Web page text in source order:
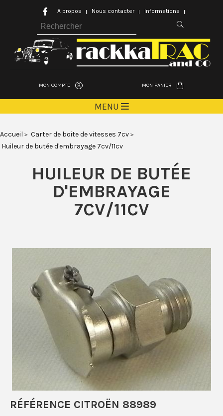
MON COMPTE MON PANIER
MENU
Accueil
Carter de boite de vitesses 7cv
Huileur de butée d'embrayage 7cv/11cv
HUILEUR DE BUTÉE
D'EMBRAYAGE
7CV/11CV
RÉFÉRENCE CITROËN 88989
A propos Nous contacter Informations